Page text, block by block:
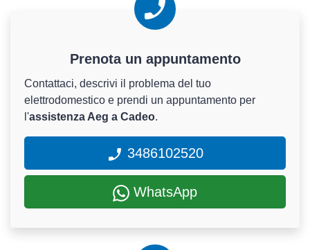
Prenota un appuntamento
Contattaci, descrivi il problema del tuo
elettrodomestico e prendi un appuntamento per
l'assistenza Aeg a Cadeo.
3486102520
WhatsApp